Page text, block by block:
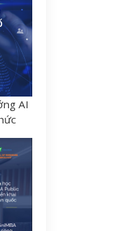
AI